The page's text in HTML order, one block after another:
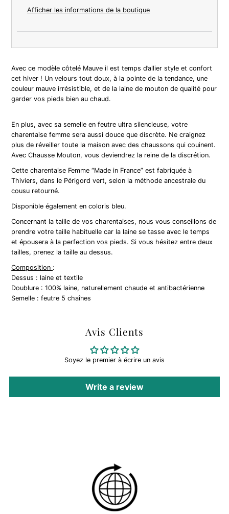
Afficher les informations de la boutique
Avec ce modèle côtelé Mauve il est temps d’allier style et confort
cet hiver ! Un velours tout doux, à la pointe de la tendance, une
couleur mauve irrésistible, et de la laine de mouton de qualité pour
garder vos pieds bien au chaud.
En plus, avec sa semelle en feutre ultra silencieuse, votre
charentaise femme sera aussi douce que discrète. Ne craignez
plus de réveiller toute la maison avec des chaussons qui couinent.
Avec Chausse Mouton, vous deviendrez la reine de la discrétion.
Cette charentaise Femme “Made in France” est fabriquée à
Thiviers, dans le Périgord vert, selon la méthode ancestrale du
cousu retourné.
Disponible également en coloris bleu.
Concernant la taille de vos charentaises, nous vous conseillons de
prendre votre taille habituelle car la laine se tasse avec le temps
et épousera à la perfection vos pieds. Si vous hésitez entre deux
tailles, prenez la taille au dessus.
Composition :
Dessus : laine et textile
Doublure : 100% laine, naturellement chaude et antibactérienne
Semelle : feutre 5 chaînes
Avis Clients
Soyez le premier à écrire un avis
Write a review